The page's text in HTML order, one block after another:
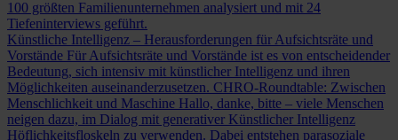
100 größten Familienunternehmen analysiert und mit 24
Tiefeninterviews geführt.
Künstliche Intelligenz – Herausforderungen für Aufsichtsräte und
Vorstände Für Aufsichtsräte und Vorstände ist es von entscheidender
Bedeutung, sich intensiv mit künstlicher Intelligenz und ihren
Möglichkeiten auseinanderzusetzen. CHRO-Roundtable: Zwischen
Menschlichkeit und Maschine Hallo, danke, bitte – viele Menschen
neigen dazu, im Dialog mit generativer Künstlicher Intelligenz
Höflichkeitsfloskeln zu verwenden. Dabei entstehen parasoziale